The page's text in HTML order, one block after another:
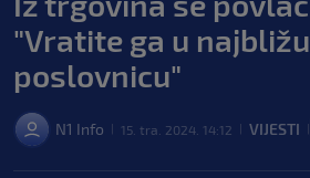
"Vratite ga u najbližu
poslovnicu"
N1 Info 15. tra. 2024. 14:12 VIJESTI